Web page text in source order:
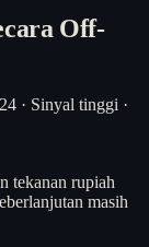
Off-
· Sinyal tinggi ·
tekanan rupiah
masih